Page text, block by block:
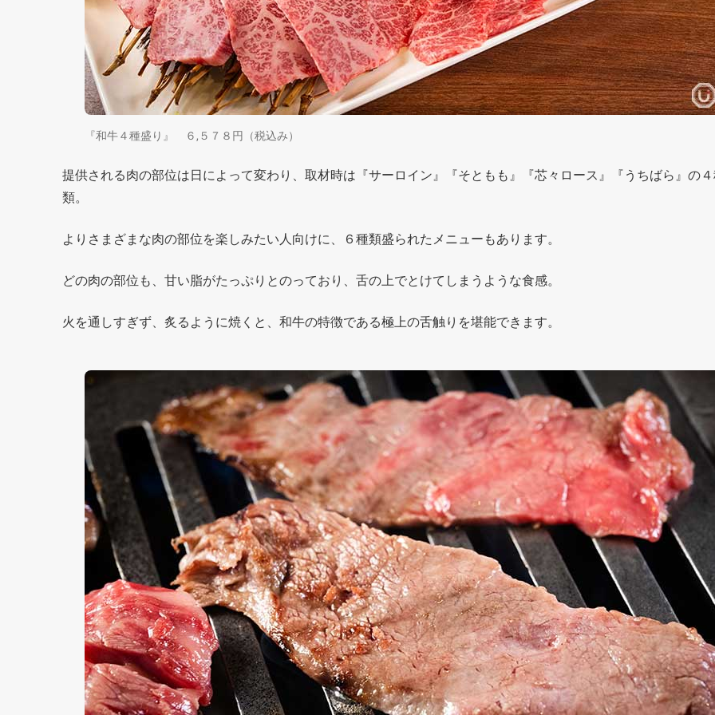
『和牛４種盛り』 ６,５７８円（税込み）
提供される肉の部位は日によって変わり、取材時は『サーロイン』『そともも』『芯々ロース』『うちばら』の
類。
よりさまざまな肉の部位を楽しみたい人向けに、６種類盛られたメニューもあります。
どの肉の部位も、甘い脂がたっぷりとのっており、舌の上でとけてしまうような食感。
火を通しすぎず、炙るように焼くと、和牛の特徴である極上の舌触りを堪能できます。